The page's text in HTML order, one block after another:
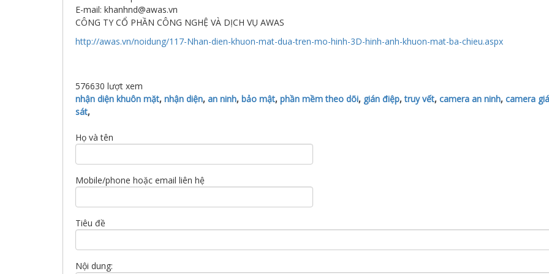
E-mail: khanhnd@awas.vn
CÔNG TY CỔ PHẦN CÔNG NGHỆ VÀ DỊCH VỤ AWAS
http://awas.vn/noidung/117-Nhan-dien-khuon-mat-dua-tren-mo-hinh-3D-hinh-anh-khuon-mat-ba-chieu.aspx
576630 lượt xem
nhận diện khuôn mặt, nhận diện, an ninh, bảo mật, phần mềm theo dõi, gián điệp,truy vết, camera an ninh, camera
sát,
Họ và tên
Mobile/phone hoặc email liên hệ
Tiêu đề
Nội dung: